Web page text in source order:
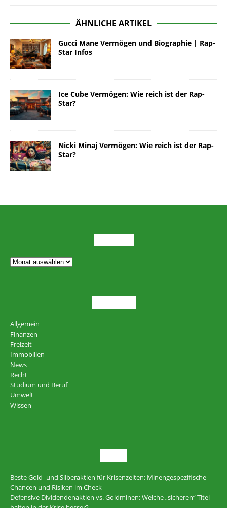
ÄHNLICHE ARTIKEL
Gucci Mane Vermögen und Biographie | Rap-
Star Infos
Ice Cube Vermögen: Wie reich ist der Rap-
Star?
Nicki Minaj Vermögen: Wie reich ist der Rap-
Star?
Allgemein
Finanzen
Freizeit
Immobilien
News
Recht
Studium und Beruf
Umwelt
Wissen
Beste Gold- und Silberaktien für Krisenzeiten: Minengespezifische
Chancen und Risiken im Check
Defensive Dividendenaktien vs. Goldminen: Welche „sicheren“ Titel